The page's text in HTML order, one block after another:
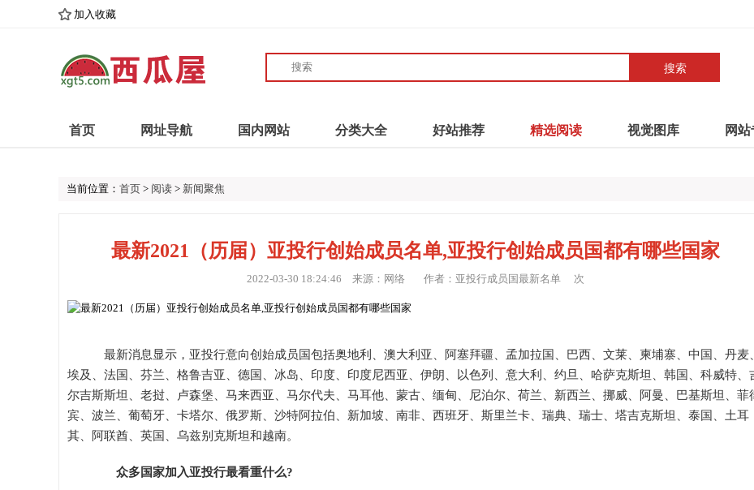
加入收藏
搜索
首页 网址导航 国内网站 分类大全 好站推荐 精选阅读 视觉图库 网
当前位置： 首页 > 阅读 > 新闻聚焦
最新2021（历届）亚投行创始成员名单,亚投行创始成员国都有哪些国家
2022-03-30 18:24:46 来源：网络 作者：亚投行成员国最新名单 次
最新消息显示，亚投行意向创始成员国包括奥地利、澳大利亚、阿塞拜疆、孟加拉国、巴西、文莱、柬埔寨、中国、丹麦、
埃及、法国、芬兰、格鲁吉亚、德国、冰岛、印度、印度尼西亚、伊朗、以色列、意大利、约旦、哈萨克斯坦、韩国、科威特、
尔吉斯斯坦、老挝、卢森堡、马来西亚、马尔代夫、马耳他、蒙古、缅甸、尼泊尔、荷兰、新西兰、挪威、阿曼、巴基斯坦、菲
宾、波兰、葡萄牙、卡塔尔、俄罗斯、沙特阿拉伯、新加坡、南非、西班牙、斯里兰卡、瑞典、瑞士、塔吉克斯坦、泰国、土耳
其、阿联酋、英国、乌兹别克斯坦和越南。
众多国家加入亚投行最看重什么?